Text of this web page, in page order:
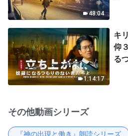
48:04
1:14:17
キ
仰
る
その他動画シリーズ
『神の出現と働き』朗読シリーズ